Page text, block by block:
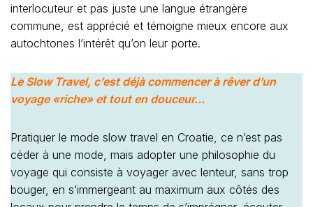
interlocuteur et pas juste une langue étrangère
commune, est apprécié et témoigne mieux encore aux
autochtones l’intérêt qu’on leur porte.
Le Slow Travel, c’est déjà commencer à rêver d’un
voyage «riche» et tout en douceur…
Pratiquer le mode slow travel en Croatie, ce n’est pas
céder à une mode, mais adopter une philosophie du
voyage qui consiste à voyager avec lenteur, sans trop
bouger, en s’immergeant au maximum aux côtés des